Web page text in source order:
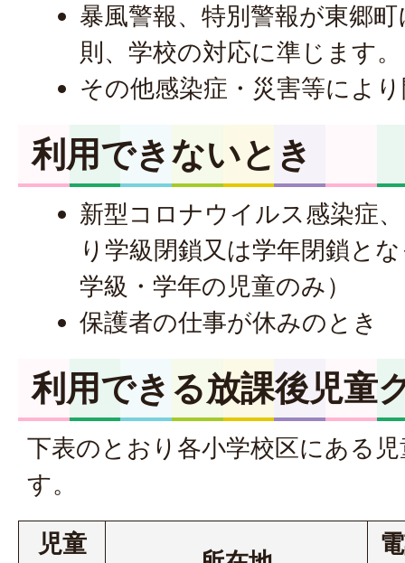
暴風警報、特別警報が東郷
則、学校の対応に準じます
その他感染症・災害等によ
利用できないとき
新型コロナウイルス感染症
り学級閉鎖又は学年閉鎖と
学級・学年の児童のみ）
保護者の仕事が休みのとき
利用できる放課後児童
下表のとおり各小学校区にある
す。
児童